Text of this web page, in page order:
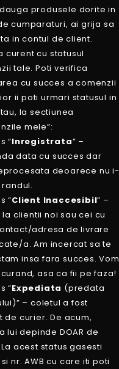
produsele dorite in
cumparaturi, ai grija sa
in contul de client.
curent cu statusul
tale. Poti verifica
cu succes a comenzii
ii poti urmari statusul in
la sectiunea
mele”:
“Inregistrata” –
data cu succes dar
deoarece nu i-
“Client Inaccesibil” –
clientii noi sau cei cu
adresa de livrare
a. Am incercat sa te
insa fara succes. Vom
asa ca fii pe faza!
“Expediata (predata
– coletul a fost
de curier. De acum,
lui depinde DOAR de
acest status gasesti
nr. AWB cu care iti poti